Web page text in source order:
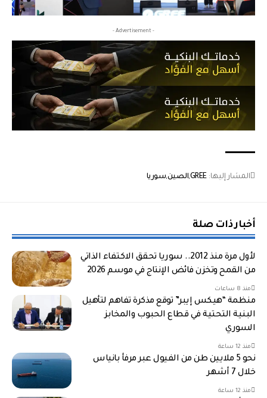
- Advertisement -
المشار إليها: GREEالصينسوريا
أخبار ذات صلة
لأول مرة منذ 2012.. سوريا تحقق الاكتفاء الذاتي
من القمح وتخزن فائض الإنتاج في موسم 2026
منذ 8 ساعات
منظمة “هيكس إيبر” توقع مذكرة تفاهم لتأهيل
البنية التحتية في قطاع الحبوب والمخابز
السوري
منذ 12 ساعة
نحو 5 ملايين طن من الفيول عبر مرفأ بانياس
خلال 7 أشهر
منذ 12 ساعة